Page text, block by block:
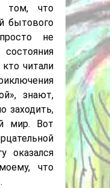
что
бытового
не
читали
знают,
заходить,
мир. Вот
оказался
что